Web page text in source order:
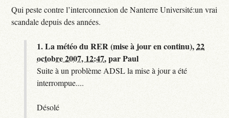
Qui peste contre l’interconnexion de Nanterre Université:un vrai
scandale depuis des années.
1.La météo du RER (mise à jour en continu),22
octobre 2007, 12:47,parPaul
Suite à un problème ADSL la mise à jour a été
interrompue....
Désolé